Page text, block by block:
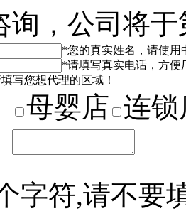
询，公司将
*您的真实姓名，请使用
*请填写真实电话，方便
写您想代理的区域！
母婴店 连锁
字符,请不要